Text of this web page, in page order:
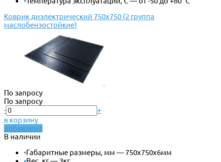
Коврик диэлектрический 750х750 (2 группа
маслобензостойкие)
По запросу
По запросу
-
+
в корзину
добавлено
В наличии
•Габаритные размеры, мм — 750х750х6мм